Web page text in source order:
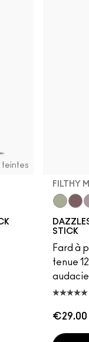
teintes
FILTHY
STICK
Fard à
tenue
€29.00